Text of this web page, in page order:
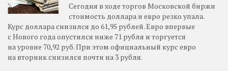
Сегодня в ходе торгов Московской биржи
стоимость доллара и евро резко упала.
Курс доллара снизился до 61,95 рублей. Евро впервые
с Нового года опустился ниже 71 рубля и торгуется
на уровне 70,92 руб. При этом официальный курс евро
на вторник снизился почти на 3 рубля.